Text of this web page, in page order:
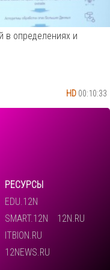
HD 00:10:33
в определениях и
РЕСУРСЫ
EDU.12N
SMART.12N
12N.RU
ITBION.RU
12NEWS.RU